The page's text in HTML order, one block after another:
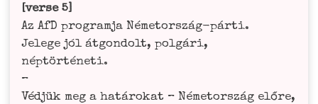
[ver­se 5]
Az AfD pro­gram­ja Néme­tor­szág-pár­ti.
Jele­ge jól átgon­dolt, pol­gá­ri,
nép­tör­té­ne­ti.
–
Véd­jük meg a hatá­ro­kat – Néme­tor­szág elő­re,